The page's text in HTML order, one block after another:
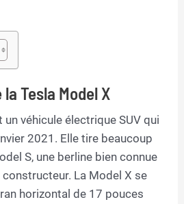
Tesla Model X
un véhicule électrique SUV qui
2021. Elle tire beaucoup
S, une berline bien connue
La Model X se
horizontal de 17 pouces